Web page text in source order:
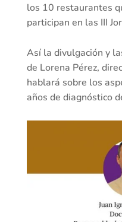
los 10 restaurantes
participan en las III
Así la divulgación y
de Lorena Pérez,
hablará sobre los
años de diagnóstico